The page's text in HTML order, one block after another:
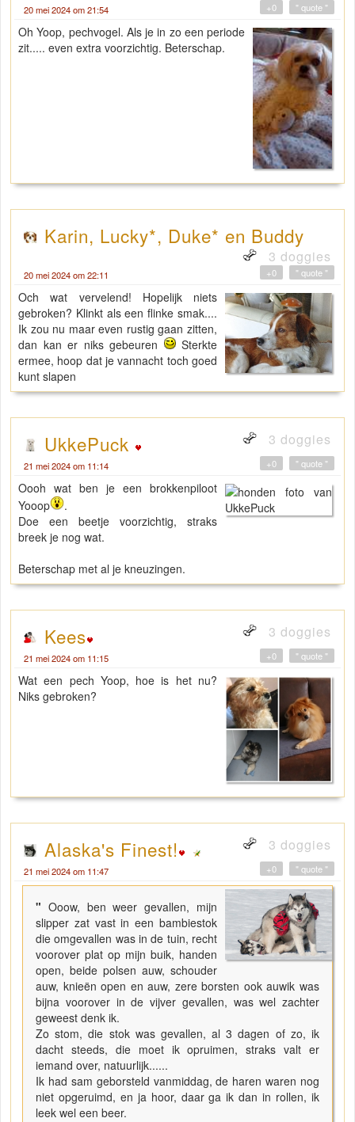
20 mei 2024 om 21:54 " quote "
+0
Oh Yoop, pechvogel. Als je in zo een periode
zit..... even extra voorzichtig. Beterschap.
Karin, Lucky*, Duke* en Buddy
3 doggies
20 mei 2024 om 22:11 " quote "
+0
Och wat vervelend! Hopelijk niets
gebroken? Klinkt als een flinke smak....
Ik zou nu maar even rustig gaan zitten,
dan kan er niks gebeuren
Sterkte
ermee, hoop dat je vannacht toch goed
kunt slapen
UkkePuck 3 doggies
21 mei 2024 om 11:14 " quote "
+0
Oooh wat ben je een brokkenpiloot
Yooop
.
Doe een beetje voorzichtig, straks
breek je nog wat.
Beterschap met al je kneuzingen.
Kees 3 doggies
21 mei 2024 om 11:15 " quote "
+0
Wat een pech Yoop, hoe is het nu?
Niks gebroken?
Alaska's Finest! 3 doggies
21 mei 2024 om 11:47 " quote "
+0
" Ooow, ben weer gevallen, mijn
slipper zat vast in een bambiestok
die omgevallen was in de tuin, recht
voorover plat op mijn buik, handen
open, beide polsen auw, schouder
auw, knieën open en auw, zere borsten ook auwik was
bijna voorover in de vijver gevallen, was wel zachter
geweest denk ik.
Zo stom, die stok was gevallen, al 3 dagen of zo, ik
dacht steeds, die moet ik opruimen, straks valt er
iemand over, natuurlijk......
Ik had sam geborsteld vanmiddag, de haren waren nog
niet opgeruimd, en ja hoor, daar ga ik dan in rollen, ik
leek wel een beer.